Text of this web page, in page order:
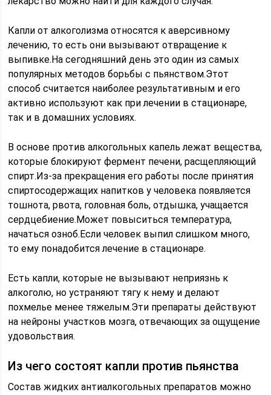
Капли от алкоголизма относятся к аверсивному
лечению, то есть они вызывают отвращение к
выпивке.На сегодняшний день это один из самых
популярных методов борьбы с пьянством.Этот
способ считается наиболее результативным и его
активно используют как при лечении в стационаре,
так и в домашних условиях.
В основе против алкогольных капель лежат вещества,
которые блокируют фермент печени, расщепляющий
спирт.Из-за прекращения его работы после принятия
спиртосодержащих напитков у человека появляется
тошнота, рвота, головная боль, отдышка, учащается
сердцебиение.Может повыситься температура,
начаться озноб.Если человек выпил слишком много,
то ему понадобится лечение в стационаре.
Есть капли, которые не вызывают неприязнь к
алкоголю, но устраняют тягу к нему и делают
похмелье менее тяжелым.Эти препараты действуют
на нейроны участков мозга, отвечающих за ощущение
удовольствия.
Из чего состоят капли против пьянства
Состав жидких антиалкогольных препаратов можно